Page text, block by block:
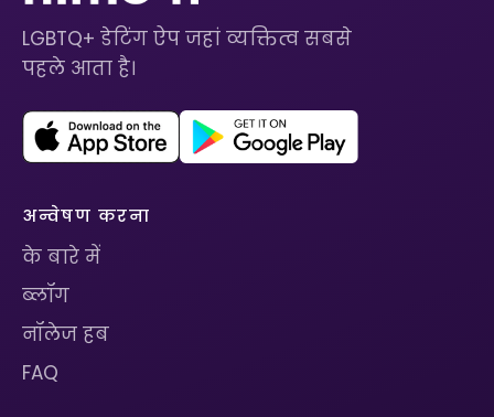
LGBTQ+ डेटिंग ऐप जहां व्यक्तित्व सबसे
पहले आता है।
अन्वेषण करना
के बारे में
ब्लॉग
नॉलेज हब
FAQ